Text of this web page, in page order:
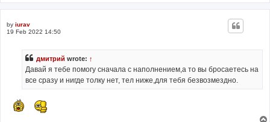
by iurav
19 Feb 2022 14:50
дмитрий wrote: ↑
Давай я тебе помогу сначала с наполнением,а то вы бросаетесь на
все сразу и нигде толку нет, тел ниже,для тебя безвозмездно.